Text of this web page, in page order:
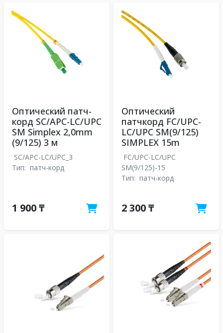
Оптический патч-
корд SC/APC-LC/UPC
SM Simplex 2,0mm
(9/125) 3 м
SC/APC-LC/UPC_3
Тип: патч-корд
1 900 ₸
Оптический
патчкорд FC/UPC-
LC/UPC SM(9/125)
SIMPLEX 15m
FC/UPC-LC/UPC
SM(9/125)-15
Тип: патч-корд
2 300 ₸